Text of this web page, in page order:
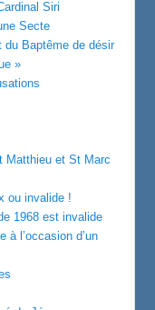
Siri
Secte
du Baptême de désir
»
Matthieu et St Marc
ou invalide !
1968 est invalide
à l’occasion d’un